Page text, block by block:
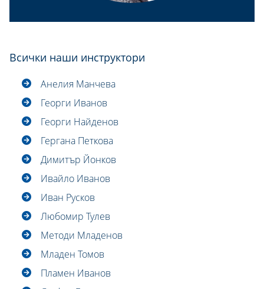
Всички наши инструктори
Анелия Манчева
Георги Иванов
Георги Найденов
Гергана Петкова
Димитър Йонков
Ивайло Иванов
Иван Русков
Любомир Тулев
Методи Младенов
Младен Томов
Пламен Иванов